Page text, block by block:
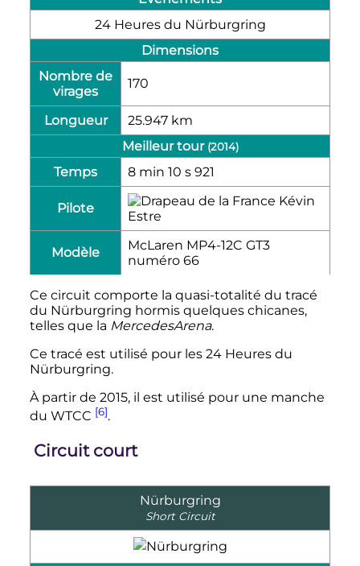
24 Heures du Nürburgring
Dimensions
Nombre de
virages
170
Longueur
25.947 km
Meilleur tour (2014)
Temps 8 min 10 s 921
Pilote
Kévin
Estre
Modèle
McLaren MP4-12C GT3
numéro 66
Ce circuit comporte la quasi-totalité du tracé
du Nürburgring hormis quelques chicanes,
telles que la MercedesArena.
Ce tracé est utilisé pour les 24 Heures du
Nürburgring.
À partir de 2015, il est utilisé pour une manche
du WTCC [6].
Circuit court
Nürburgring
Short Circuit